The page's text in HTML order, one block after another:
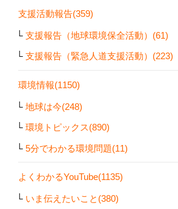
支援活動報告(359)
支援報告（地球環境保全活動）(61)
支援報告（緊急人道支援活動）(223)
環境情報(1150)
地球は今(248)
環境トピックス(890)
5分でわかる環境問題(11)
よくわかるYouTube(1135)
いま伝えたいこと(380)